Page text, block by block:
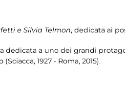
e Silvia Telmon, dedicata ai
dedicata a uno dei grandi
1927 - Roma, 2015).